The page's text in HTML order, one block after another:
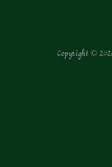
Copyright ©